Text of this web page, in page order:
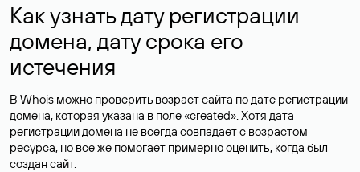
Как узнать дату регистрации
домена, дату срока его
истечения
В Whois можно проверить возраст сайта по дате регистрации
домена, которая указана в поле «created». Хотя дата
регистрации домена не всегда совпадает с возрастом
ресурса, но все же помогает примерно оценить, когда был
создан сайт.